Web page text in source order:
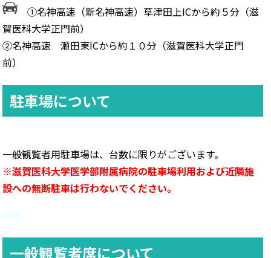
①名神高速（新名神高速）草津田上ICから約５分（滋
賀医科大学正門前）
②名神高速 瀬田東ICから約１０分（滋賀医科大学正門
前）
駐車場について
一般観覧者用駐車場は、台数に限りがございます。
※滋賀医科大学医学部附属病院の駐車場利用および近隣施
設への無断駐車は行わないでください。
会名
一般観覧者席について